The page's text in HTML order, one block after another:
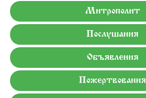
Митрополит
Послушания
Объявления
Пожертвования